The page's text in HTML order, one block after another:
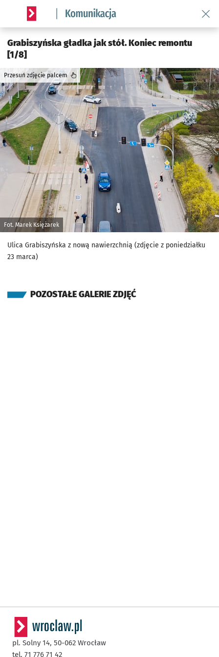
Serwis informacyjny wroclaw.pl podserwis: Komunikacja
Grabiszyńska gładka jak stół. Koniec remontu
[1/8]
Fot. Marek Księżarek
Przesuń zdjęcie palcem
Ulica Grabiszyńska z nową nawierzchnią (zdjęcie z poniedziałku
23 marca)
POZOSTAŁE GALERIE ZDJĘĆ
pl. Solny 14, 50-062 Wrocław
tel. 71 776 71 42